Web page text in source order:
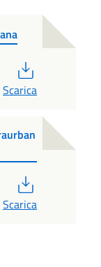
Scarica
Scarica